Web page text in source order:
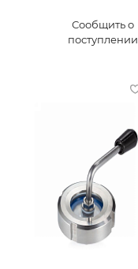
Сообщить о
поступлении